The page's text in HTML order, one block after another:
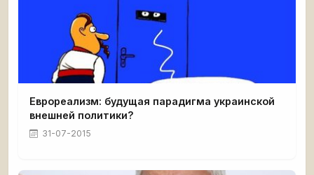
Еврореализм: будущая парадигма украинской
внешней политики?
31-07-2015